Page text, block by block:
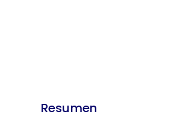
Resumen